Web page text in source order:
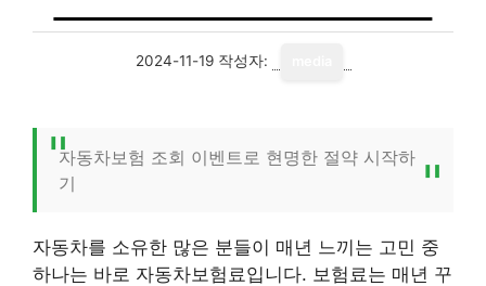
2024-11-19 작성자:
자동차보험 조회 이벤트로 현명한 절약 시작하
기
자동차를 소유한 많은 분들이 매년 느끼는 고민 중
하나는 바로 자동차보험료입니다. 보험료는 매년 꾸